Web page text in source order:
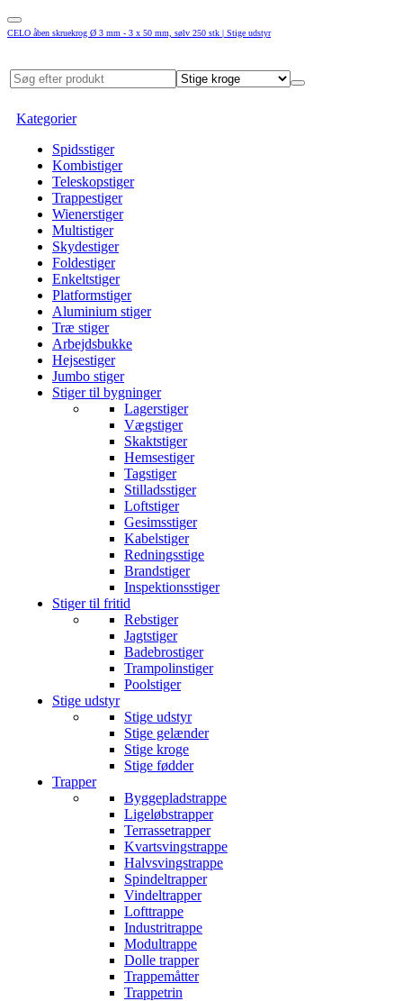
CELO åben skruekrog Ø 3 mm - 3 x 50 mm, sølv 250 stk | Stige udstyr
Kategorier
Spidsstiger
Kombistiger
Teleskopstiger
Trappestiger
Wienerstiger
Multistiger
Skydestiger
Foldestiger
Enkeltstiger
Platformstiger
Aluminium stiger
Træ stiger
Arbejdsbukke
Hejsestiger
Jumbo stiger
Stiger til bygninger
Lagerstiger
Vægstiger
Skaktstiger
Hemsestiger
Tagstiger
Stilladsstiger
Loftstiger
Gesimsstiger
Kabelstiger
Redningsstige
Brandstiger
Inspektionsstiger
Stiger til fritid
Rebstiger
Jagtstiger
Badebrostiger
Trampolinstiger
Poolstiger
Stige udstyr
Stige udstyr
Stige gelænder
Stige kroge
Stige fødder
Trapper
Byggepladstrappe
Ligeløbstrapper
Terrassetrapper
Kvartsvingstrappe
Halvsvingstrappe
Spindeltrapper
Vindeltrapper
Lofttrappe
Industritrappe
Modultrappe
Dolle trapper
Trappemåtter
Trappetrin